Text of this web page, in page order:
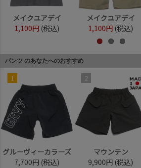
メイクユアデイ
1,100円 (税込)
メイクユアデイ
1,100円 (税込)
パンツ のあなたへのおすすめ
1
グルーヴィーカラーズ
7,700円 (税込)
2
マウンテン
9,900円 (税込)